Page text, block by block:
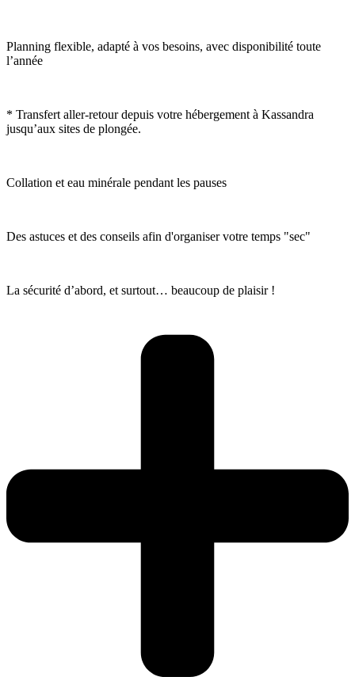
Planning flexible, adapté à vos besoins, avec disponibilité toute
l’année
* Transfert aller-retour depuis votre hébergement à Kassandra
jusqu’aux sites de plongée.
Collation et eau minérale pendant les pauses
Des astuces et des conseils afin d'organiser votre temps "sec"
La sécurité d’abord, et surtout… beaucoup de plaisir !